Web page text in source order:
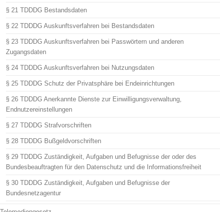
§ 21 TDDDG Bestandsdaten
§ 22 TDDDG Auskunftsverfahren bei Bestandsdaten
§ 23 TDDDG Auskunftsverfahren bei Passwörtern und anderen
Zugangsdaten
§ 24 TDDDG Auskunftsverfahren bei Nutzungsdaten
§ 25 TDDDG Schutz der Privatsphäre bei Endeinrichtungen
§ 26 TDDDG Anerkannte Dienste zur Einwilligungsverwaltung,
Endnutzereinstellungen
§ 27 TDDDG Strafvorschriften
§ 28 TDDDG Bußgeldvorschriften
§ 29 TDDDG Zuständigkeit, Aufgaben und Befugnisse der oder des
Bundesbeauftragten für den Datenschutz und die Informationsfreiheit
§ 30 TDDDG Zuständigkeit, Aufgaben und Befugnisse der
Bundesnetzagentur